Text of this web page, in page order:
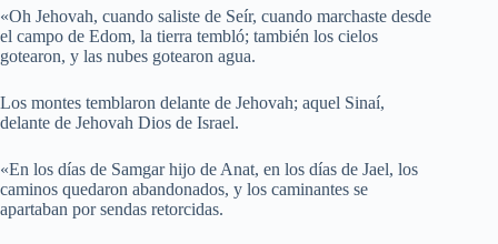
«Oh Jehovah, cuando saliste de Seír, cuando marchaste desde
el campo de Edom, la tierra tembló; también los cielos
gotearon, y las nubes gotearon agua.
Los montes temblaron delante de Jehovah; aquel Sinaí,
delante de Jehovah Dios de Israel.
«En los días de Samgar hijo de Anat, en los días de Jael, los
caminos quedaron abandonados, y los caminantes se
apartaban por sendas retorcidas.